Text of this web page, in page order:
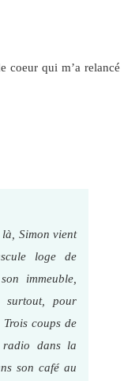
coeur qui m’a relancé
là, Simon vient
loge de
immeuble,
pour
Trois coups de
radio dans la
son café au